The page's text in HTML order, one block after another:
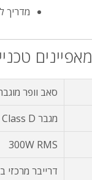
מדריך
מאפיינים
סאב וופר
מגבר Class D
300W RMS
דרייבר מרכזי